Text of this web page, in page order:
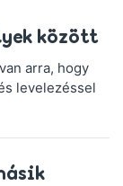
között
arra, hogy
levelezéssel